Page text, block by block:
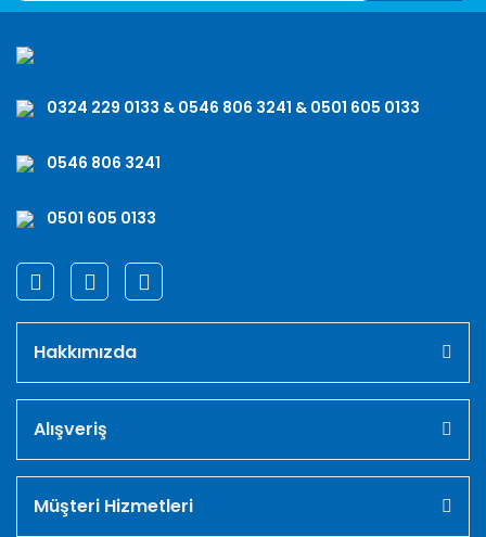
0324 229 0133 & 0546 806 3241 & 0501 605 0133
0546 806 3241
0501 605 0133
Hakkımızda
Alışveriş
Müşteri Hizmetleri